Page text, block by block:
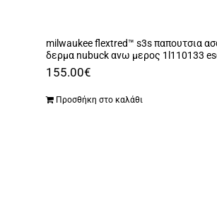
παραλλαγές.
Οι
milwaukee flextred™ s3s παπουτσια
δερμα nubuck ανω μερος 1l110133
155.00€
Προσθήκη στο καλάθι